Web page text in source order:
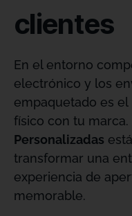
clientes
En el entorno
electrónico y los
empaquetado es
físico con tu marca
Personalizadas
transformar una
experiencia de
memorable.